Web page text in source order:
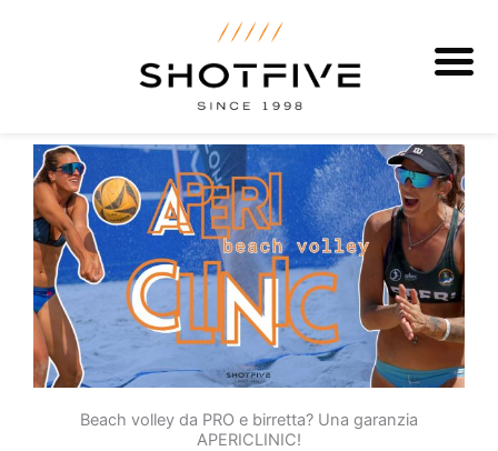
Beach volley da PRO e birretta? Una garanzia
APERICLINIC!